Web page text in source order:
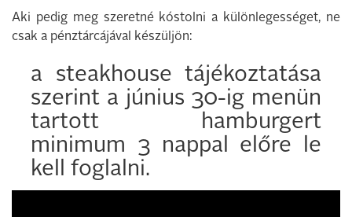
Aki pedig meg szeretné kóstolni a különlegességet, ne
csak a pénztárcájával készüljön:
a steakhouse tájékoztatása
szerint a június 30-ig menün
tartott hamburgert
minimum 3 nappal előre le
kell foglalni.